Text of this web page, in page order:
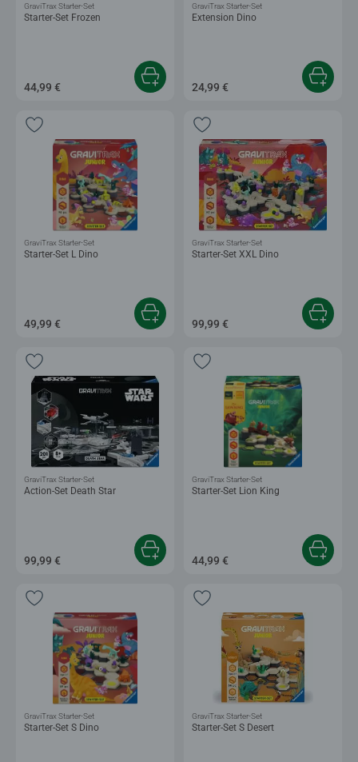
Starter-Set Frozen
GraviTrax Starter-Set
44,99 €
Extension Dino
GraviTrax Starter-Set
24,99 €
Starter-Set L Dino
GraviTrax Starter-Set
49,99 €
Starter-Set XXL Dino
GraviTrax Starter-Set
99,99 €
Action-Set Death Star
GraviTrax Starter-Set
99,99 €
Starter-Set Lion King
GraviTrax Starter-Set
44,99 €
Starter-Set S Dino
GraviTrax Starter-Set
Starter-Set S Desert
GraviTrax Starter-Set